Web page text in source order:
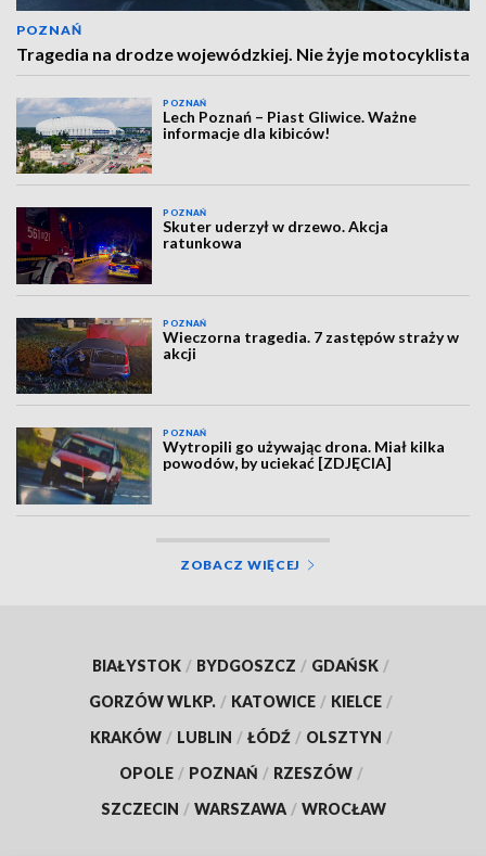
POZNAŃ
Tragedia na drodze wojewódzkiej. Nie żyje motocyklista
POZNAŃ
Lech Poznań – Piast Gliwice. Ważne
informacje dla kibiców!
POZNAŃ
Skuter uderzył w drzewo. Akcja
ratunkowa
POZNAŃ
Wieczorna tragedia. 7 zastępów straży w
akcji
POZNAŃ
Wytropili go używając drona. Miał kilka
powodów, by uciekać [ZDJĘCIA]
ZOBACZ WIĘCEJ
BIAŁYSTOK / BYDGOSZCZ / GDAŃSK /
GORZÓW WLKP. / KATOWICE / KIELCE /
KRAKÓW / LUBLIN / ŁÓDŹ / OLSZTYN /
OPOLE / POZNAŃ / RZESZÓW /
SZCZECIN / WARSZAWA / WROCŁAW